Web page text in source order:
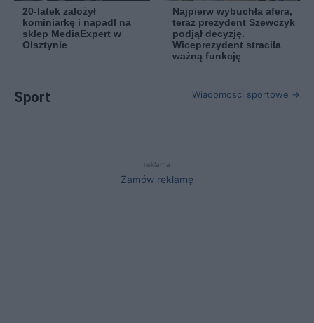
20-latek założył
kominiarkę i napadł na
sklep MediaExpert w
Olsztynie
Najpierw wybuchła afera,
teraz prezydent Szewczyk
podjął decyzję.
Wiceprezydent straciła
ważną funkcję
Sport Wiadomości sportowe →
reklama
Zamów reklamę